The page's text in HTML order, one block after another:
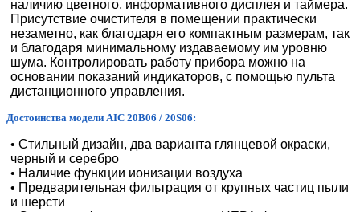
наличию цветного, информативного дисплея и таймера.
Присутствие очистителя в помещении практически
незаметно, как благодаря его компактным размерам, так
и благодаря минимальному издаваемому им уровню
шума. Контролировать работу прибора можно на
основании показаний индикаторов, с помощью пульта
дистанционного управления.
Достоинства модели AIC 20B06 / 20S06:
• Стильный дизайн, два варианта глянцевой окраски,
черный и серебро
• Наличие функции ионизации воздуха
• Предварительная фильтрация от крупных частиц пыли
и шерсти